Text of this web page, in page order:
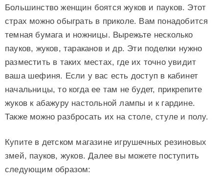
Большинство женщин боятся жуков и пауков. Этот
страх можно обыграть в приколе. Вам понадобится
темная бумага и ножницы. Вырежьте несколько
пауков, жуков, тараканов и др. Эти поделки нужно
разместить в таких местах, где их точно увидит
ваша шефиня. Если у вас есть доступ в кабинет
начальницы, то когда ее там не будет, прикрепите
жуков к абажуру настольной лампы и к гардине.
Также можно разбросать их на столе, стуле и полу.
Купите в детском магазине игрушечных резиновых
змей, пауков, жуков. Далее вы можете поступить
следующим образом: